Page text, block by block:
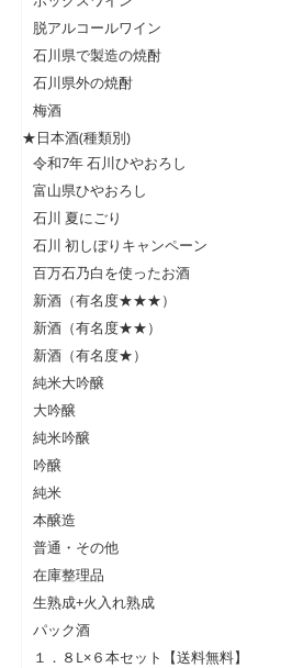
脱アルコールワイン
石川県で製造の焼酎
石川県外の焼酎
梅酒
★日本酒(種類別)
令和7年 石川ひやおろし
富山県ひやおろし
石川 夏にごり
石川 初しぼりキャンペーン
百万石乃白を使ったお酒
新酒（有名度★★★）
新酒（有名度★★）
新酒（有名度★）
純米大吟醸
大吟醸
純米吟醸
吟醸
純米
本醸造
普通・その他
在庫整理品
生熟成+火入れ熟成
パック酒
１．８L×６本セット【送料無料】